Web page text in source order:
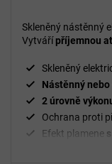
5,0
z
hvězdiček.
Skleněný nástěnný
Vytvářípříjemnou
složité instalace.
Skleněný
Nástěnný
2 úrovně
Ochrana proti
Efekt plamene